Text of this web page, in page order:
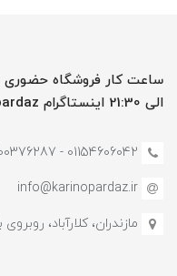
الی 21:30 اینستاگرام karinopardaz@
01154606042 - 09300376287
info@karinopardaz.ir
مازندران، کلارآباد،